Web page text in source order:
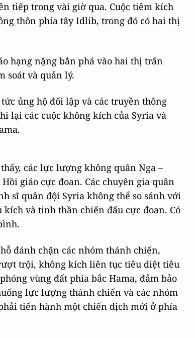
tiếp trong vài giờ qua. Cuộc tiêm kích
thôn phía tây Idlib, trong đó có hai thị
hạng nặng bắn phá vào hai thị trấn
soát và quản lý.
ủng hộ đối lập và các truyền thông
lại các cuộc không kích của Syria và
các lực lượng không quân Nga –
giáo cực đoan. Các chuyên gia quân
sĩ quân đội Syria không thể so sánh với
và tinh thần chiến đấu cực đoan. Có
đánh chặn các nhóm thánh chiến,
trội, không kích liên tục tiêu diệt tiêu
vùng đất phía bắc Hama, đảm bảo
lực lượng thánh chiến và các nhóm
tiến hành một chiến dịch mới ở phía